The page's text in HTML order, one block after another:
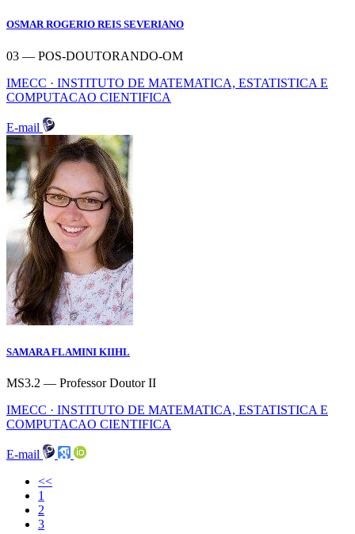
OSMAR ROGERIO REIS SEVERIANO
03 — POS-DOUTORANDO-OM
IMECC · INSTITUTO DE MATEMATICA, ESTATISTICA E
COMPUTACAO CIENTIFICA
E-mail
SAMARA FLAMINI KIIHL
MS3.2 — Professor Doutor II
IMECC · INSTITUTO DE MATEMATICA, ESTATISTICA E
COMPUTACAO CIENTIFICA
E-mail
<<
1
2
3